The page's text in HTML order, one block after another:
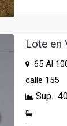
Lote en
65 Al
calle 155
Sup.